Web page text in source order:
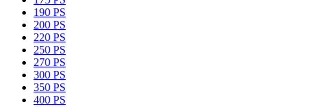
190 PS
200 PS
220 PS
250 PS
270 PS
300 PS
350 PS
400 PS